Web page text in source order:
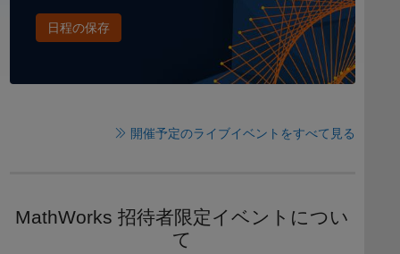
日程の保存
開催予定のライブイベントをすべて見る
MathWorks 招待者限定イベントについ
て